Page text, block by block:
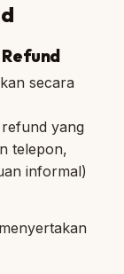
Refund
secara
yang
telepon,
informal)